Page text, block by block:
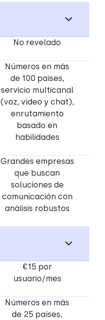
No revelado
Números en más
de 100 países,
servicio multicanal
(voz, vídeo y chat),
enrutamiento
basado en
habilidades
Grandes empresas
que buscan
soluciones de
comunicación con
análisis robustos
€15 por
usuario/mes
Números en más
de 25 países,